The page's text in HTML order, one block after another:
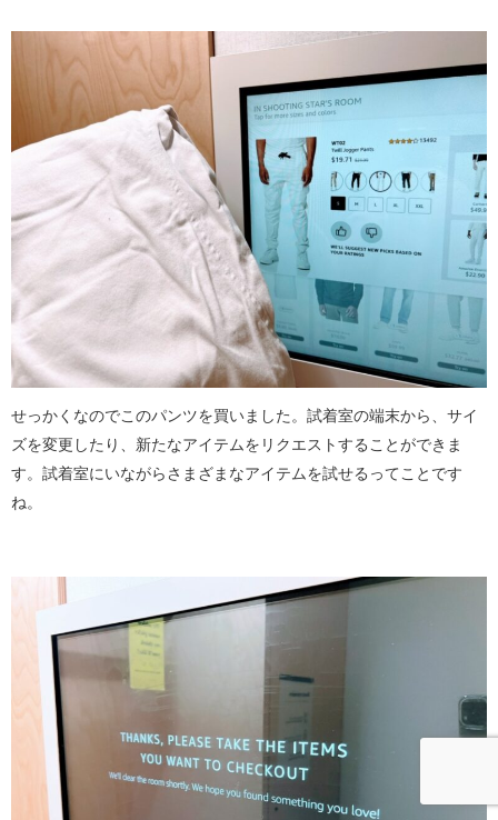
せっかくなのでこのパンツを買いました。試着室の端末から、サイ
ズを変更したり、新たなアイテムをリクエストすることができま
す。試着室にいながらさまざまなアイテムを試せるってことです
ね。